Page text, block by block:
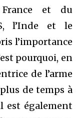
et du
l’Inde et le
l’importance
pourquoi, en
de l’arme
de temps à
est également